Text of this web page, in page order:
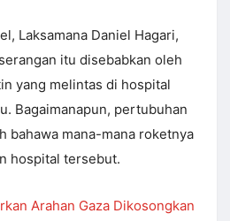
Laksamana Daniel Hagari,
itu disebabkan oleh
yang melintas di hospital
Bagaimanapun, pertubuhan
bahawa mana-mana roketnya
hospital tersebut.
Arahan Gaza Dikosongkan